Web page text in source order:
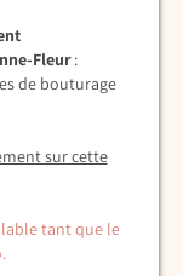
Fleur:
de bouturage
sur cette
tant que le